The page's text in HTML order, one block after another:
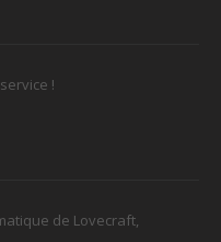
!
de Lovecraft,